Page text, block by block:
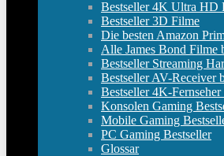
Bestseller 4K Ultra HD
Bestseller 3D Filme
Die besten Amazon
Alle James Bond Filme
Bestseller Streaming
Bestseller AV-Receiver
Bestseller 4K-
Konsolen Gaming
Mobile Gaming
PC Gaming Bestseller
Glossar